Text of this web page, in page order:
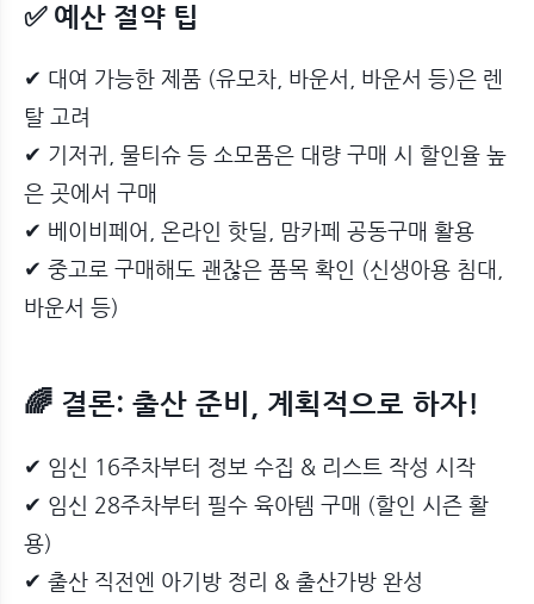
✅ 예산 절약 팁
✔ 대여 가능한 제품 (유모차, 바운서, 바운서 등)은 렌
탈 고려
✔ 기저귀, 물티슈 등 소모품은 대량 구매 시 할인율 높
은 곳에서 구매
✔ 베이비페어, 온라인 핫딜, 맘카페 공동구매 활용
✔ 중고로 구매해도 괜찮은 품목 확인 (신생아용 침대,
바운서 등)
🌈 결론: 출산 준비, 계획적으로 하자!
✔ 임신 16주차부터 정보 수집 & 리스트 작성 시작
✔ 임신 28주차부터 필수 육아템 구매 (할인 시즌 활
용)
✔ 출산 직전엔 아기방 정리 & 출산가방 완성